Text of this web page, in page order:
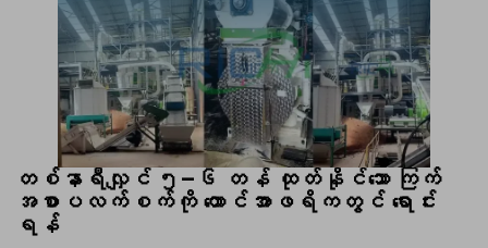
တစ်နာရီလျှင် ၅–၆ တန် ထုတ်နိုင်သော ကြက်
အစာပလက်စက်ကို တောင်အာဖရိကတွင် ရောင်း
ရန်